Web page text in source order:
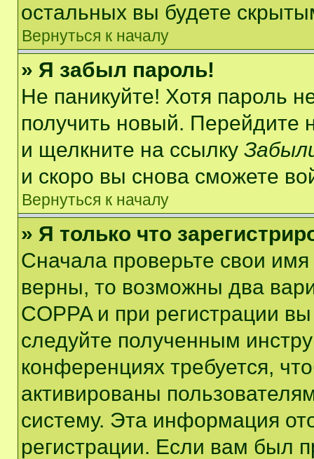
остальных вы будете
Вернуться к началу
» Я забыл пароль!
Не паникуйте! Хотя пароль
получить новый. Перейдите
и щелкните на ссылку
и скоро вы снова сможете
Вернуться к началу
» Я только что
Сначала проверьте свои
верны, то возможны два
COPPA и при регистрации
следуйте полученным
конференциях требуется,
активированы
систему. Эта информация
регистрации. Если вам был